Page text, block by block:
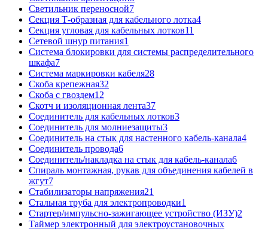
Светильник переносной7
Секция Т-образная для кабельного лотка4
Секция угловая для кабельных лотков11
Сетевой шнур питания1
Система блокировки для системы распределительного
шкафа7
Система маркировки кабеля28
Скоба крепежная32
Скоба с гвоздем12
Скотч и изоляционная лента37
Соединитель для кабельных лотков3
Соединитель для молниезащиты3
Соединитель на стык для настенного кабель-канала4
Соединитель провода6
Соединитель/накладка на стык для кабель-канала6
Спираль монтажная, рукав для объединения кабелей в
жгут7
Стабилизаторы напряжения21
Стальная труба для электропроводки1
Стартер/импульсно-зажигающее устройство (ИЗУ)2
Таймер электронный для электроустановочных